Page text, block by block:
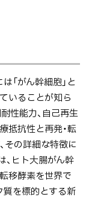
「がん幹細胞」と
いることが知ら
性能力、自己再生
抵抗性と再発・転
その詳細な特徴に
、ヒト大腸がん幹
移酵素を世界で
質を標的とする新